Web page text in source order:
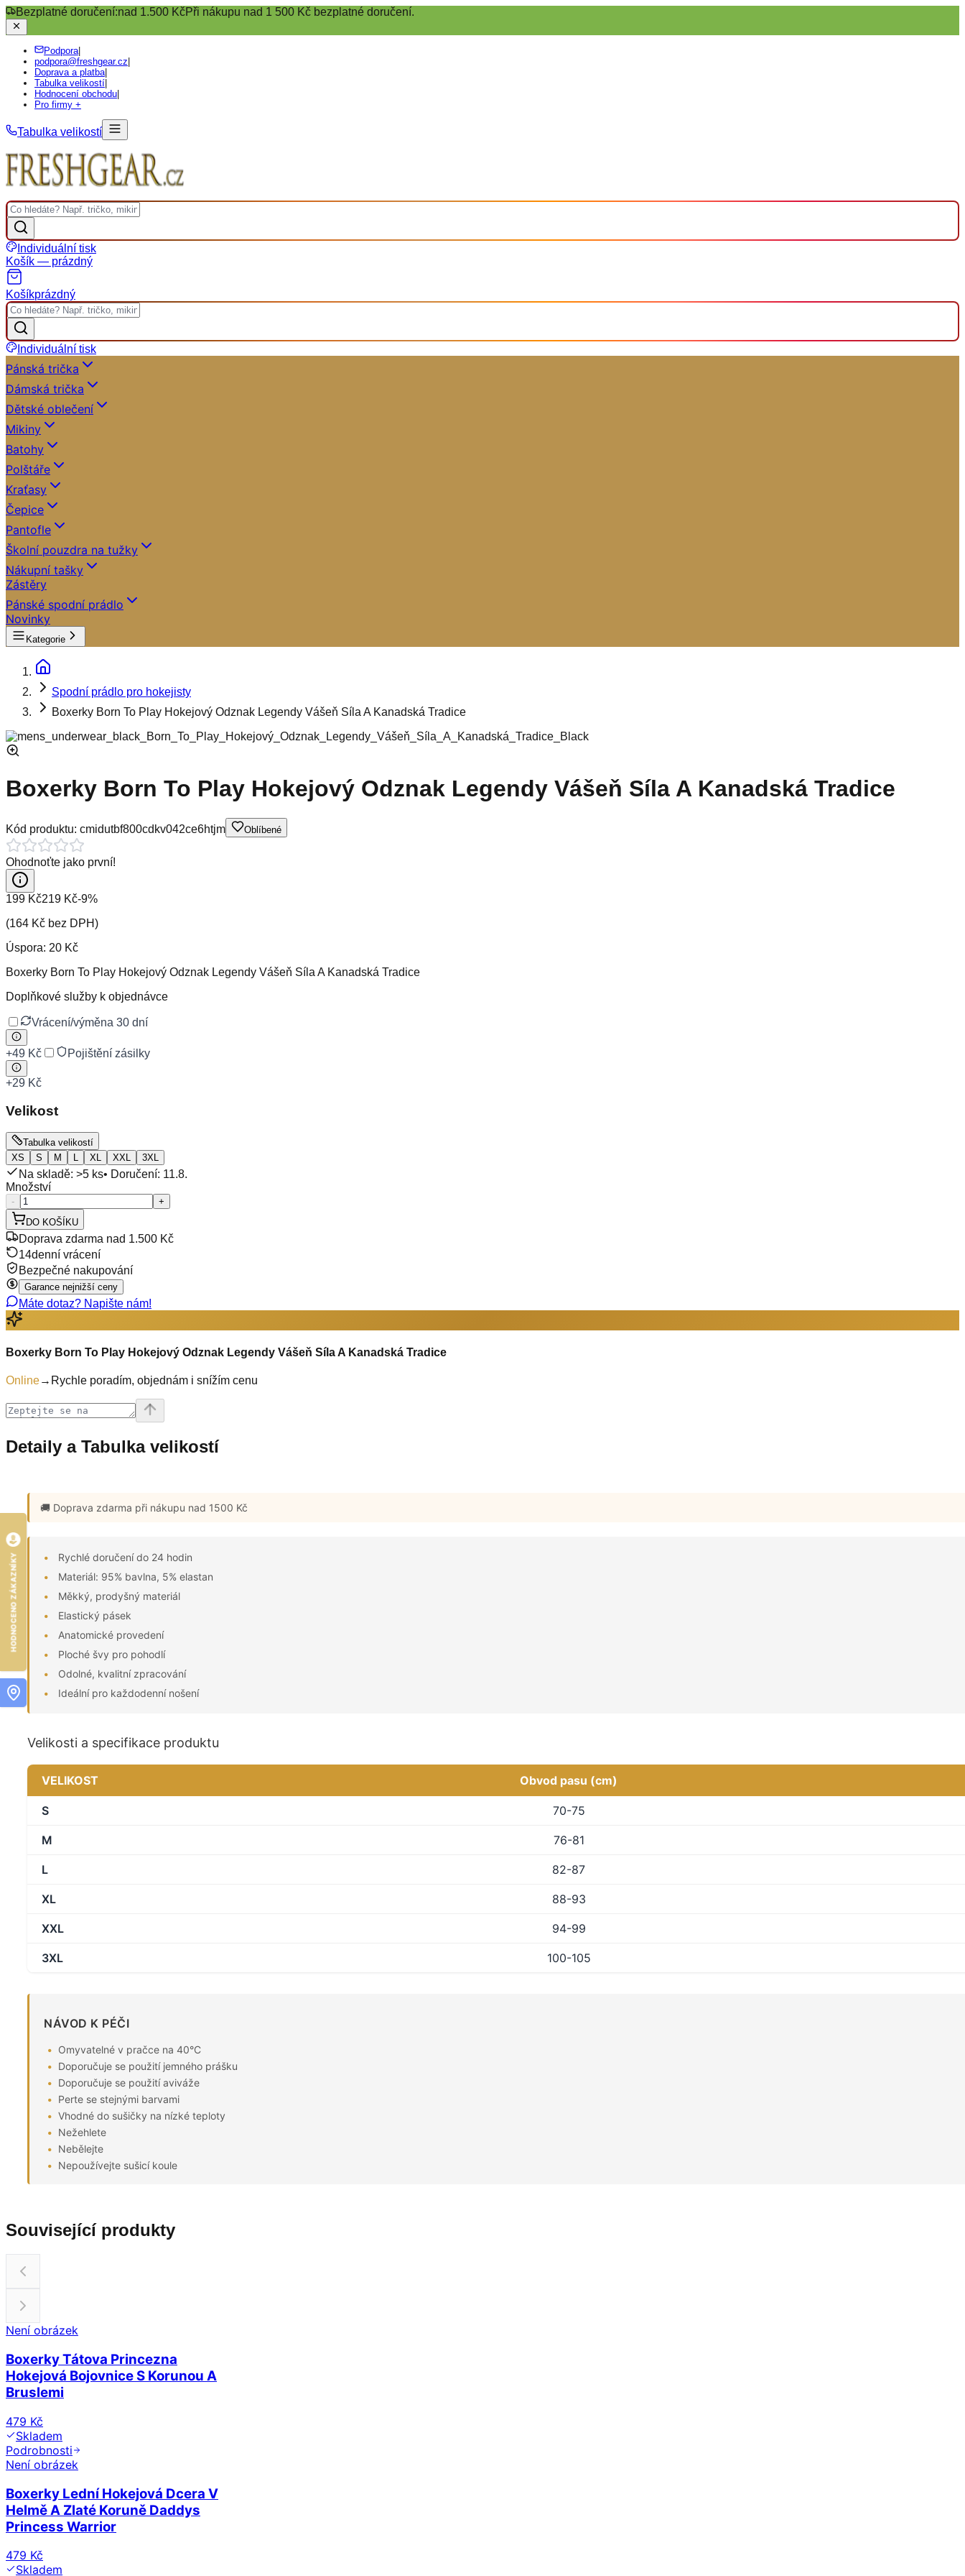
Bezplatné doručení:nad 1.500 KčPři nákupu nad 1 500 Kč bezplatné doručení.
Podpora|
podpora@freshgear.cz
Doprava a platba|
Tabulka velikostí
Hodnocení obchodu
Pro firmy +
Tabulka velikostí
Individuální tisk
Košík — prázdný
Košíkprázdný
Individuální tisk
Pánská trička
Dámská trička
Dětské oblečení
Mikiny
Batohy
Polštáře
Kraťasy
Čepice
Pantofle
Školní pouzdra na tužky
Nákupní tašky
Zástěry
Pánské spodní prádlo
Novinky
Kategorie
Spodní prádlo pro hokejisty
Boxerky Born To Play Hokejový Odznak Legendy Vášeň Síla A Kanadská Tradice
Boxerky Born To Play Hokejový Odznak Legendy Vášeň Síla A Kanadská Tradice
Kód produktu: cmidutbf800cdkv042ce6htjm Oblíbené
Ohodnoťte jako první!
199 Kč219 Kč-9%
(164 Kč bez DPH)
Úspora: 20 Kč
Boxerky Born To Play Hokejový Odznak Legendy Vášeň Síla A Kanadská Tradice
Doplňkové služby k objednávce
Vrácení/výměna 30 dní
+49 Kč Pojištění zásilky
+29 Kč
Velikost
Tabulka velikostí
XS
S M L XL XXL 3XL
Na skladě: >5 ks• Doručení: 11.8.
Množství
-
+
DO KOŠÍKU
Doprava zdarma nad 1.500 Kč
14denní vrácení
Bezpečné nakupování
Garance nejnižší ceny
Máte dotaz? Napište nám!
Boxerky Born To Play Hokejový Odznak Legendy Vášeň Síla A Kanadská Tradice
Online→ Rychle poradím, objednám i snížím cenu
Detaily a Tabulka velikostí
🚚 Doprava zdarma při nákupu nad 1500 Kč
Rychlé doručení do 24 hodin
Materiál: 95% bavlna, 5% elastan
Měkký, prodyšný materiál
Elastický pásek
Anatomické provedení
Ploché švy pro pohodlí
Odolné, kvalitní zpracování
Ideální pro každodenní nošení
Velikosti a specifikace produktu
VELIKOST Obvod pasu (cm)
S 70-75
M 76-81
L 82-87
XL 88-93
XXL 94-99
3XL 100-105
NÁVOD K PÉČI
Omyvatelné v pračce na 40°C
Doporučuje se použití jemného prášku
Doporučuje se použití aviváže
Perte se stejnými barvami
Vhodné do sušičky na nízké teploty
Nežehlete
Nebělejte
Nepoužívejte sušicí koule
Související produkty
Není obrázek
Boxerky Tátova Princezna
Hokejová Bojovnice S Korunou A
Bruslemi
479 Kč
Skladem
Podrobnosti
Není obrázek
Boxerky Lední Hokejová Dcera V
Helmě A Zlaté Koruně Daddys
Princess Warrior
479 Kč
Skladem
HODNOCENO ZÁKAZNÍKY